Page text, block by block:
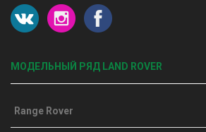
МОДЕЛЬНЫЙ РЯД LAND ROVER
Range Rover